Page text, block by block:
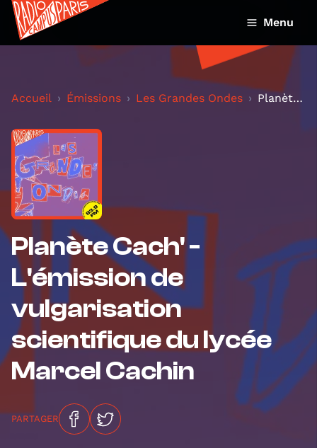
Menu
Accueil Émissions Les Grandes Ondes Planète Cach' - L'émission de vulgarisation scient...
Planète Cach' -
L'émission de
vulgarisation
scientifique du lycée
Marcel Cachin
PARTAGER